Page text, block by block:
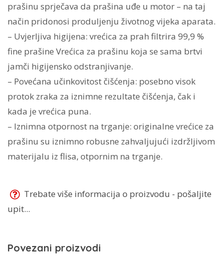
prašinu sprječava da prašina uđe u motor – na taj
način pridonosi produljenju životnog vijeka aparata.
– Uvjerljiva higijena: vrećica za prah filtrira 99,9 %
fine prašine Vrećica za prašinu koja se sama brtvi
jamči higijensko odstranjivanje.
– Povećana učinkovitost čišćenja: posebno visok
protok zraka za iznimne rezultate čišćenja, čak i
kada je vrećica puna.
– Iznimna otpornost na trganje: originalne vrećice za
prašinu su iznimno robusne zahvaljujući izdržljivom
materijalu iz flisa, otpornim na trganje.
Trebate više informacija o proizvodu - pošaljite
upit...
Povezani proizvodi